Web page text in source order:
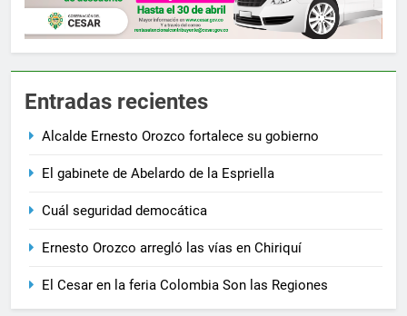
Entradas recientes
Alcalde Ernesto Orozco fortalece su gobierno
El gabinete de Abelardo de la Espriella
Cuál seguridad democática
Ernesto Orozco arregló las vías en Chiriquí
El Cesar en la feria Colombia Son las Regiones